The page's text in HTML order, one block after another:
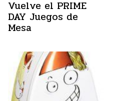
Vuelve el PRIME
DAY Juegos de
Mesa